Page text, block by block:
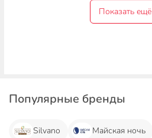
Показать ещё
Популярные бренды
Silvano Майская ночь